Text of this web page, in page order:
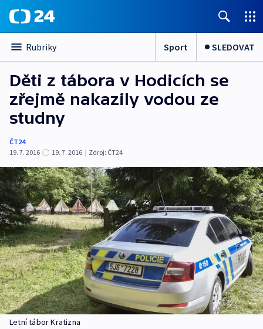
Rubriky Sport SLEDOVAT
Děti z tábora v Hodicích se
zřejmě nakazily vodou ze
studny
ČT24
19. 7. 2016
19. 7. 2016 | Zdroj: ČT24
Letní tábor Kratizna